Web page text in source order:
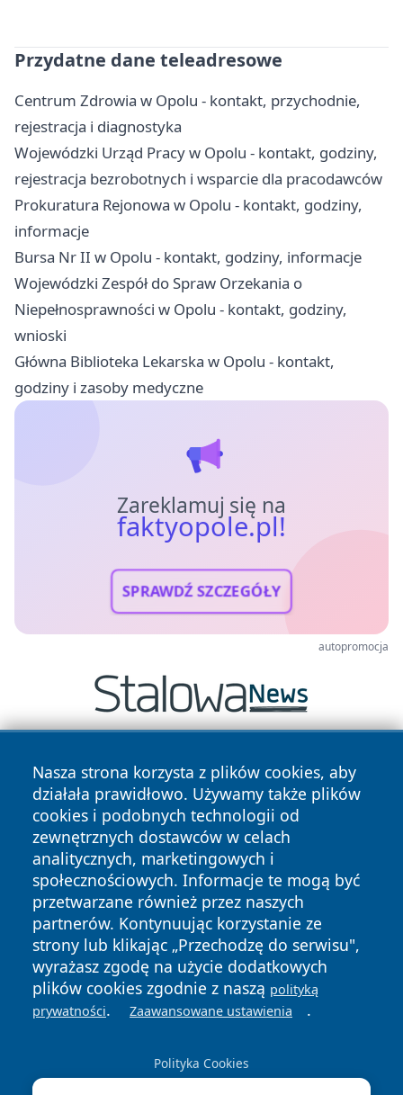
Przydatne dane teleadresowe
Centrum Zdrowia w Opolu - kontakt, przychodnie,
rejestracja i diagnostyka
Wojewódzki Urząd Pracy w Opolu - kontakt, godziny,
rejestracja bezrobotnych i wsparcie dla pracodawców
Prokuratura Rejonowa w Opolu - kontakt, godziny,
informacje
Bursa Nr II w Opolu - kontakt, godziny, informacje
Wojewódzki Zespół do Spraw Orzekania o
Niepełnosprawności w Opolu - kontakt, godziny,
wnioski
Główna Biblioteka Lekarska w Opolu - kontakt,
godziny i zasoby medyczne
Zareklamuj się na
faktyopole.pl!
SPRAWDŹ SZCZEGÓŁY
autopromocja
Nasza strona korzysta z plików cookies, aby
działała prawidłowo. Używamy także plików
cookies i podobnych technologii od
zewnętrznych dostawców w celach
analitycznych, marketingowych i
społecznościowych. Informacje te mogą być
przetwarzane również przez naszych
partnerów. Kontynuując korzystanie ze
strony lub klikając „Przechodzę do serwisu",
wyrażasz zgodę na użycie dodatkowych
plików cookies zgodnie z naszą polityką
prywatności. Zaawansowane ustawienia .
Polityka Cookies
Copyright © 2026 faktyopole.pl Wszystkie prawa zastrzeżone.
News Autorzy
Polityka
Prywatności
Polityka
Cookies